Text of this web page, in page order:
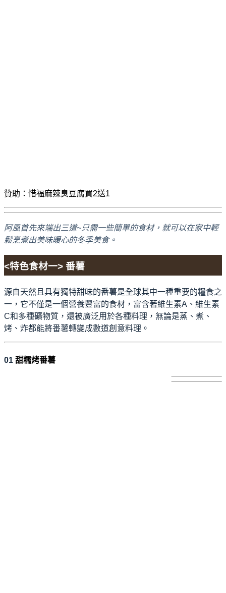
贊助：惜福麻辣臭豆腐買2送1
阿風首先來端出三道~只需一些簡單的食材，就可以在家中輕
鬆烹煮出美味暖心的冬季美食。
<特色食材一> 番薯
源自天然且具有獨特甜味的番薯是全球其中一種重要的糧食之
一，它不僅是一個營養豐富的食材，富含著維生素A、維生素
C和多種礦物質，還被廣泛用於各種料理，無論是蒸、煮、
烤、炸都能將番薯轉變成數道創意料理。
01 甜糯烤番薯